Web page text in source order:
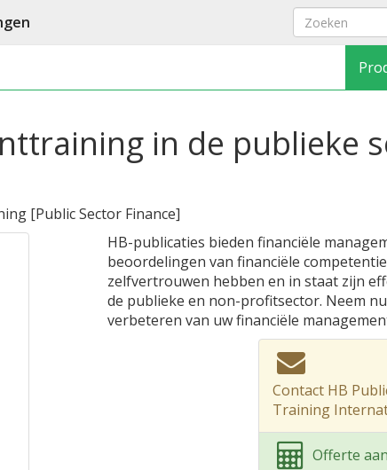
in de publieke
[Public Sector Finance]
HB-publicaties bieden financiële
beoordelingen van financiële
zelfvertrouwen hebben en in staat zijn
de publieke en non-profitsector. Neem
verbeteren van uw financiële
Contact HB
Training
Offerte